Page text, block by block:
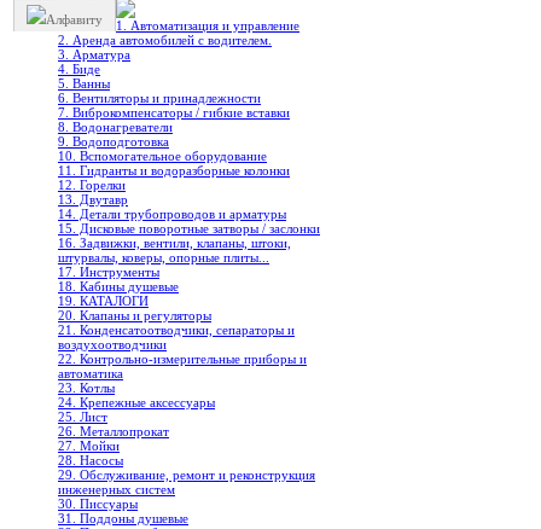
Алфавиту
1. Автоматизация и управление
2. Аренда автомобилей с водителем.
3. Арматура
4. Биде
5. Ванны
6. Вентиляторы и принадлежности
7. Виброкомпенсаторы / гибкие вставки
8. Водонагреватели
9. Водоподготовка
10. Вспомогательное оборудование
11. Гидранты и водоразборные колонки
12. Горелки
13. Двутавр
14. Детали трубопроводов и арматуры
15. Дисковые поворотные затворы / заслонки
16. Задвижки, вентили, клапаны, штоки,
штурвалы, коверы, опорные плиты...
17. Инструменты
18. Кабины душевые
19. КАТАЛОГИ
20. Клапаны и регуляторы
21. Конденсатоотводчики, сепараторы и
воздухоотводчики
22. Контрольно-измерительные приборы и
автоматика
23. Котлы
24. Крепежные аксессуары
25. Лист
26. Металлопрокат
27. Мойки
28. Насосы
29. Обслуживание, ремонт и реконструкция
инженерных систем
30. Писсуары
31. Поддоны душевые